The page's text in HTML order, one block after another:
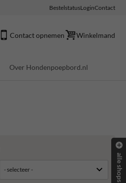
BestelstatusLoginContact
Contact opnemen Winkelmand
Over Hondenpoepbord.nl
alle shops